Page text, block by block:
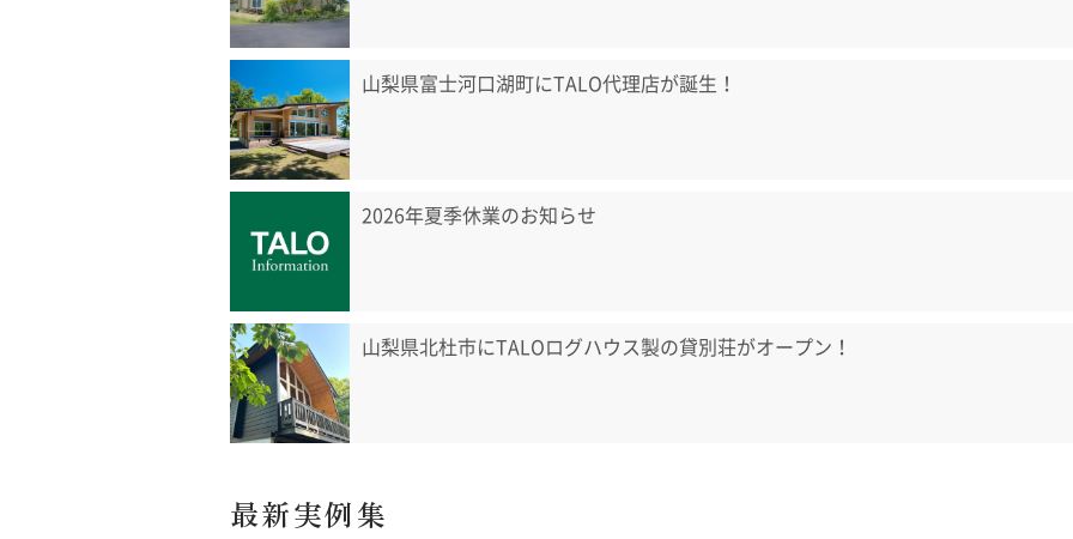
山梨県富士河口湖町にTALO代理店が誕生！
2026年夏季休業のお知らせ
山梨県北杜市にTALOログハウス製の貸別荘がオープン！
最新実例集